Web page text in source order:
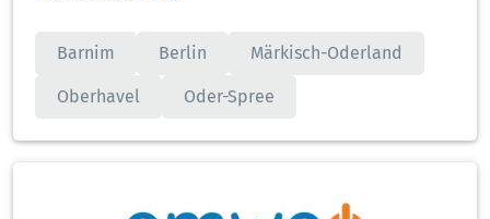
Barnim Berlin Märkisch-Oderland
Oberhavel Oder-Spree